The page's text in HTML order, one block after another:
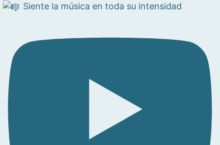
Siente la música en toda su intensidad